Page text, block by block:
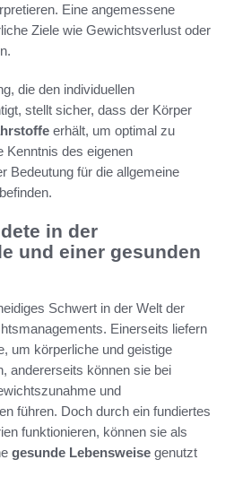
Eine angemessene
Ziele wie Gewichtsverlust oder
die den individuellen
stellt sicher, dass der Körper
erhält, um optimal zu
Kenntnis des eigenen
Bedeutung für die allgemeine
in der
und einer gesunden
Schwert in der Welt der
Einerseits liefern
um körperliche und geistige
andererseits können sie bei
und
führen. Doch durch ein fundiertes
funktionieren, können sie als
gesunde Lebensweise genutzt